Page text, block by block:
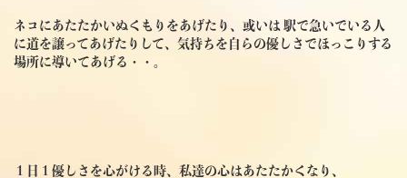
ネコにあたたかいぬくもりをあげたり、或いは 駅で急いでいる人
に道を譲ってあげたりして、気持ちを自らの優しさでほっこりする
場所に導いてあげる・・。
１日１優しさを心がける時、私達の心はあたたかくなり、